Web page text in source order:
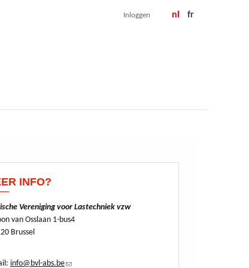
Inloggen nl fr
INFO?
Vereniging voor Lastechniek vzw
van Osslaan 1-bus4
Brussel
info@bvl-abs.be(link